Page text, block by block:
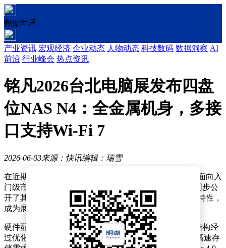
数据世界
产业资讯 宏观经济 企业动态 人物动态 科技数码 数据洞察 AI
前沿 行业峰会 热点资讯
铭凡2026台北电脑展发布四盘
位NAS N4：全金属机身，多接
口支持Wi-Fi 7
2026-06-03来源：快讯编辑：瑞雪
在近期举办的台北国际电脑展上，铭凡正式推出了一款面向入
门级市场的四盘位网络附加存储设备——NAS N4，并同步公
开了其详细技术参数。这款新品凭借紧凑设计与多功能特性，
成为展会现场备受关注的存储解决方案之一。
硬件配置方面，NAS N4采用全金属一体化机身，内部结构经
过优化设计，可同时容纳4块3.5英寸机械硬盘。为满足高速存